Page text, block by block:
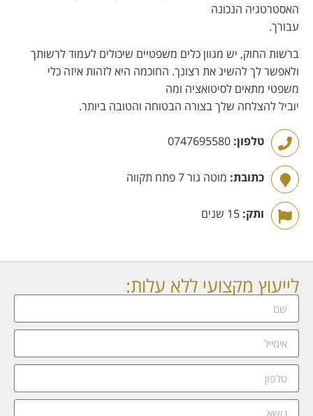
האסטרטגיה הנכונה
עבורך.
ברשות החוק, יש מגוון כלים משפטיים שיכולים לעמוד לרשותך
ולאפשר לך להשיג את רצונך. החוכמה היא לזהות איזה כלי
משפטי מתאים לסיטואציה ומה
יוביל להצלחה שלך בצורה הבטוחה והטובה ביותר.
טלפון: 0747695580
כתובת: מוטה גור 7 פתח תקווה
ותק: 15 שנים
לייעוץ מקצועי ללא עלות: